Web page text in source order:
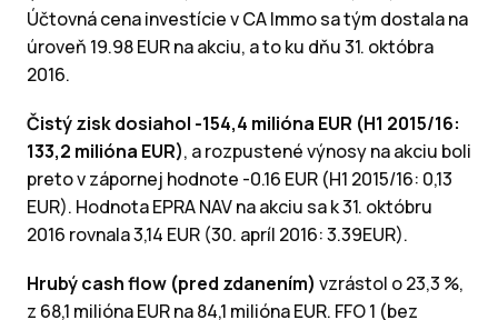
Účtovná cena investície v CA Immo sa tým dostala na
úroveň 19.98 EUR na akciu, a to ku dňu 31. októbra
2016.
Čistý zisk dosiahol -154,4 milióna EUR (H1 2015/16:
133,2 milióna EUR), a rozpustené výnosy na akciu boli
preto v zápornej hodnote -0.16 EUR (H1 2015/16: 0,13
EUR). Hodnota EPRA NAV na akciu sa k 31. októbru
2016 rovnala 3,14 EUR (30. apríl 2016: 3.39EUR).
Hrubý cash flow (pred zdanením) vzrástol o 23,3 %,
z 68,1 milióna EUR na 84,1 milióna EUR. FFO 1 (bez